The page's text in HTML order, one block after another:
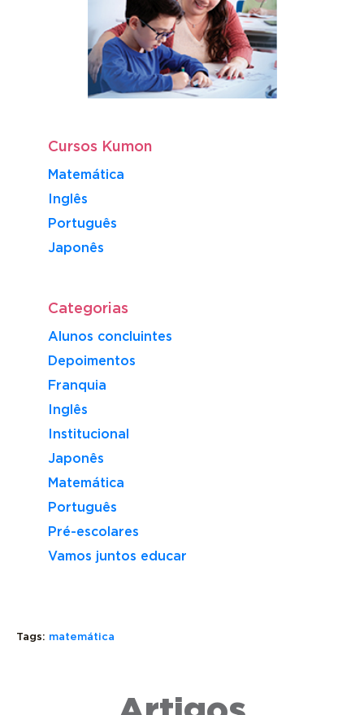
Cursos Kumon
Matemática
Inglês
Português
​Japonês
Categorias
Alunos concluintes
Depoimentos
Franquia
Inglês
Institucional
Japonês
Matemática
Português
Pré-escolares
Vamos juntos educar
Tags: matemática
QUE